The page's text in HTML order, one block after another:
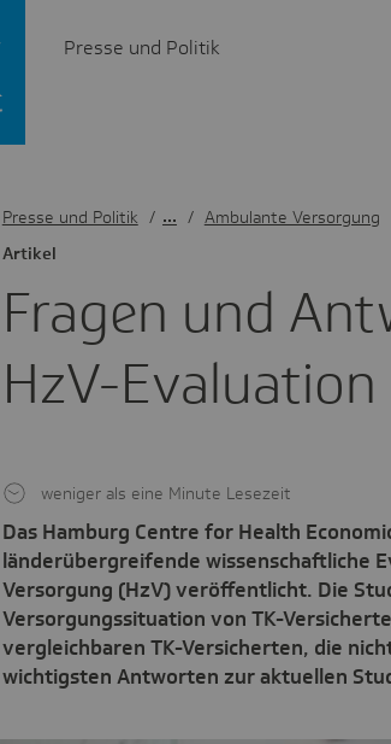
Presse und Politik
Fragen und
HzV-Evalua­tion
Artikel
Das Hamburg Centre for Health
länderübergreifende wissenschaftliche
Versorgung (HzV) veröffentlicht. Die
Versorgungssituation von TK-
vergleichbaren TK-Versicherten, die
wichtigsten Antworten zur aktuellen
weniger als eine Minute Lesezeit
Presse und Politik / Ambulante Versorgung